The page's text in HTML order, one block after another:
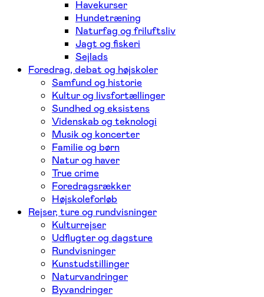
Havekurser
Hundetræning
Naturfag og friluftsliv
Jagt og fiskeri
Sejlads
Foredrag, debat og højskoler
Samfund og historie
Kultur og livsfortællinger
Sundhed og eksistens
Videnskab og teknologi
Musik og koncerter
Familie og børn
Natur og haver
True crime
Foredragsrækker
Højskoleforløb
Rejser, ture og rundvisninger
Kulturrejser
Udflugter og dagsture
Rundvisninger
Kunstudstillinger
Naturvandringer
Byvandringer